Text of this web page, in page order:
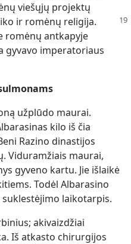
viešųjų projektų
ir romėnų religija.
romėnų antkapyje
gyvavo imperatoriaus
užplūdo maurai.
kilo iš čia
Razino dinastijos
Viduramžiais maurai,
gyveno kartu. Jie išlaikė
Todėl Albarasino
laikotarpis.
akivaizdžiai
Iš atkasto chirurgijos